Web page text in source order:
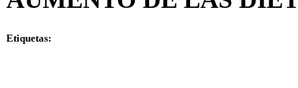
Etiquetas: